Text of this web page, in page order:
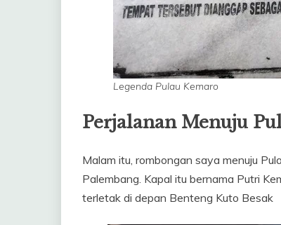
Legenda Pulau Kemaro
Perjalanan Menuju
Malam itu, rombongan saya menuju
Palembang. Kapal itu bernama Putri
terletak di depan Benteng Kuto Besak